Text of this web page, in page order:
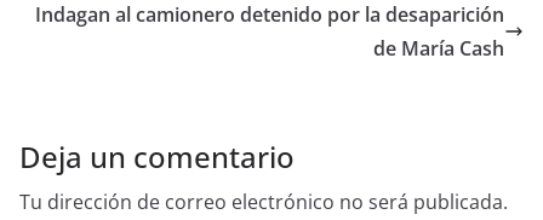
Indagan al camionero detenido por la desaparición
de María Cash
Deja un comentario
Tu dirección de correo electrónico no será publicada.